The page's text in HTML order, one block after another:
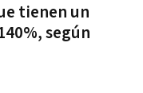
tienen un
según